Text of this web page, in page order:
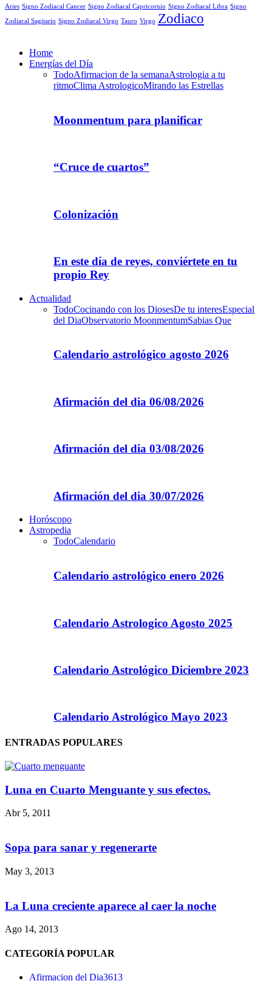
Aries Signo Zodiacal Cancer Signo Zodiacal Capricornio Signo Zodiacal Libra Signo
Zodiacal Sagitario Signo Zodiacal Virgo Tauro Virgo Zodiaco
Home
Energías del Día
TodoAfirmacion de la semanaAstrologia a tu
ritmoClima AstrologicoMirando las Estrellas
Moonmentum para planificar
“Cruce de cuartos”
Colonización
En este día de reyes, conviértete en tu
propio Rey
Actualidad
TodoCocinando con los DiosesDe tu interesEspecial
del DiaObservatorio MoonmentumSabias Que
Calendario astrológico agosto 2026
Afirmación del dia 06/08/2026
Afirmación del dia 03/08/2026
Afirmación del dia 30/07/2026
Horóscopo
Astropedia
TodoCalendario
Calendario astrológico enero 2026
Calendario Astrologico Agosto 2025
Calendario Astrológico Diciembre 2023
Calendario Astrológico Mayo 2023
ENTRADAS POPULARES
Luna en Cuarto Menguante y sus efectos.
Abr 5, 2011
Sopa para sanar y regenerarte
May 3, 2013
La Luna creciente aparece al caer la noche
Ago 14, 2013
CATEGORÍA POPULAR
Afirmacion del Dia3613